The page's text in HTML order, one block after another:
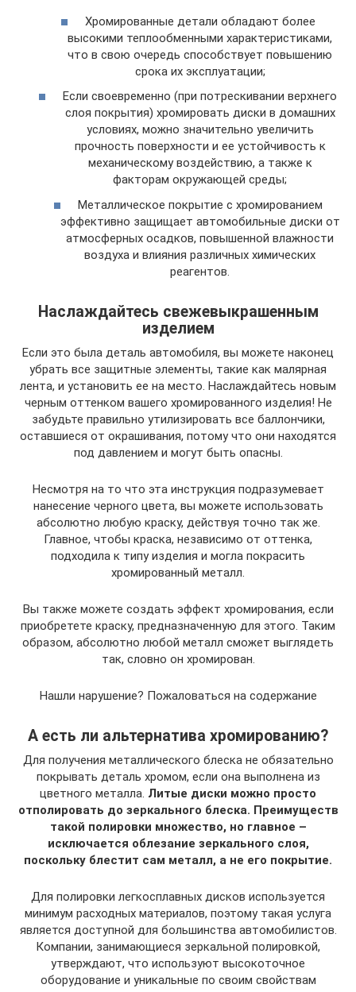
Хромированные детали обладают более
высокими теплообменными характеристиками,
что в свою очередь способствует повышению
срока их эксплуатации;
Если своевременно (при потрескивании верхнего
слоя покрытия) хромировать диски в домашних
условиях, можно значительно увеличить
прочность поверхности и ее устойчивость к
механическому воздействию, а также к
факторам окружающей среды;
Металлическое покрытие с хромированием
эффективно защищает автомобильные диски от
атмосферных осадков, повышенной влажности
воздуха и влияния различных химических
реагентов.
Наслаждайтесь свежевыкрашенным
изделием
Если это была деталь автомобиля, вы можете наконец
убрать все защитные элементы, такие как малярная
лента, и установить ее на место. Наслаждайтесь новым
черным оттенком вашего хромированного изделия! Не
забудьте правильно утилизировать все баллончики,
оставшиеся от окрашивания, потому что они находятся
под давлением и могут быть опасны.
Несмотря на то что эта инструкция подразумевает
нанесение черного цвета, вы можете использовать
абсолютно любую краску, действуя точно так же.
Главное, чтобы краска, независимо от оттенка,
подходила к типу изделия и могла покрасить
хромированный металл.
Вы также можете создать эффект хромирования, если
приобретете краску, предназначенную для этого. Таким
образом, абсолютно любой металл сможет выглядеть
так, словно он хромирован.
Нашли нарушение? Пожаловаться на содержание
А есть ли альтернатива хромированию?
Для получения металлического блеска не обязательно
покрывать деталь хромом, если она выполнена из
цветного металла. Литые диски можно просто
отполировать до зеркального блеска. Преимуществ
такой полировки множество, но главное –
исключается облезание зеркального слоя,
поскольку блестит сам металл, а не его покрытие.
Для полировки легкосплавных дисков используется
минимум расходных материалов, поэтому такая услуга
является доступной для большинства автомобилистов.
Компании, занимающиеся зеркальной полировкой,
утверждают, что используют высокоточное
оборудование и уникальные по своим свойствам